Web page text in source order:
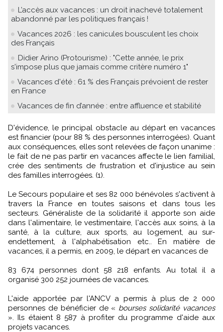
L’accès aux vacances : un droit inachevé totalement
abandonné par les politiques français !
Vacances 2026 : les canicules bousculent les choix
des Français
Didier Arino (Protourisme) : "Cette année, le prix
s'impose plus que jamais comme critère numéro 1"
Vacances d'été : 61 % des Français prévoient de rester
en France
Vacances de fin d’année : entre affluence et stabilité
D'évidence, le principal obstacle au départ en vacances
est financier (pour 88 % des personnes interrogées). Quant
aux conséquences, elles sont relevées de façon unanime :
le fait de ne pas partir en vacances affecte le lien familial,
crée des sentiments de frustration et d'injustice au sein
des familles interrogées. (1).
Le Secours populaire et ses 82 000 bénévoles s'activent à
travers la France en toutes saisons et dans tous les
secteurs. Généraliste de la solidarité il apporte son aide
dans l'alimentaire, le vestimentaire, l'accès aux soins, à la
santé, à la culture, aux sports, au logement, au sur-
endettement, à l'alphabétisation etc.. En matière de
vacances, il a permis, en 2009, le départ en vacances de
83 674 personnes dont 58 218 enfants. Au total il a
organisé 300 252 journées de vacances.
L'aide apportée par l'ANCV a permis à plus de 2 000
personnes de bénéficier de « bourses solidarité vacances
». Ils étaient 8 587 à profiter du programme d'aide aux
projets vacances.